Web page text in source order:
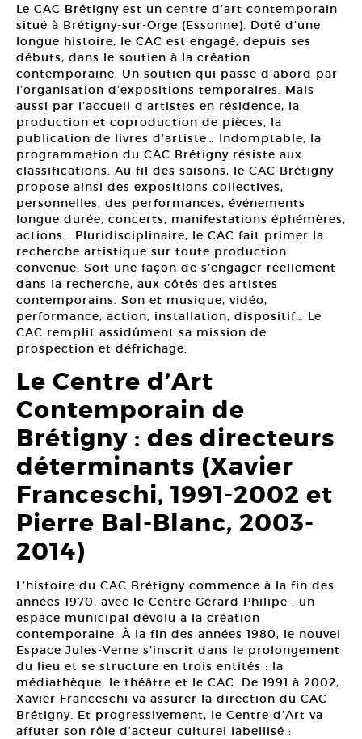
Le CAC Brétigny est un centre d’art contemporain
situé à Brétigny-sur-Orge (Essonne). Doté d’une
longue histoire, le CAC est engagé, depuis ses
débuts, dans le soutien à la création
contemporaine. Un soutien qui passe d’abord par
l’organisation d’expositions temporaires. Mais
aussi par l’accueil d’artistes en résidence, la
production et coproduction de pièces, la
publication de livres d’artiste… Indomptable, la
programmation du CAC Brétigny résiste aux
classifications. Au fil des saisons, le CAC Brétigny
propose ainsi des expositions collectives,
personnelles, des performances, événements
longue durée, concerts, manifestations éphémères,
actions… Pluridisciplinaire, le CAC fait primer la
recherche artistique sur toute production
convenue. Soit une façon de s’engager réellement
dans la recherche, aux côtés des artistes
contemporains. Son et musique, vidéo,
performance, action, installation, dispositif… Le
CAC remplit assidûment sa mission de
prospection et défrichage.
Le Centre d’Art
Contemporain de
Brétigny : des directeurs
déterminants (Xavier
Franceschi, 1991-2002 et
Pierre Bal-Blanc, 2003-
2014)
L’histoire du CAC Brétigny commence à la fin des
années 1970, avec le Centre Gérard Philipe : un
espace municipal dévolu à la création
contemporaine. À la fin des années 1980, le nouvel
Espace Jules-Verne s’inscrit dans le prolongement
du lieu et se structure en trois entités : la
médiathèque, le théâtre et le CAC. De 1991 à 2002,
Xavier Franceschi va assurer la direction du CAC
Brétigny. Et progressivement, le Centre d’Art va
affuter son rôle d’acteur culturel labellisé :